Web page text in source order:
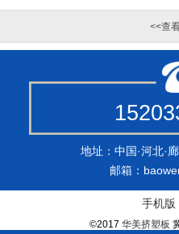
<<查
地址：中国·河北·
邮箱：
手机版
©2017 华美挤塑板